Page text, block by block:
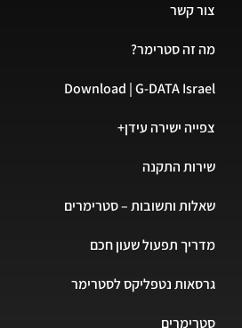
צור קשר
מה זה סטרימר?
Download | G-DATA Israel
צפייה ישירה עידן+
שירות התקנה
שאלות ותשובות – סטרימרים
מדריך תפעול שעון חכם
גרסאות נטפליקס לסטרימר
סטרימרים